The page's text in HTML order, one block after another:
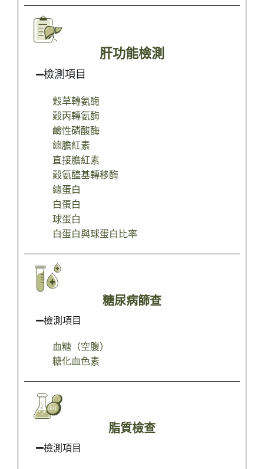
肝功能檢測
檢測項目
穀草轉氨酶
穀丙轉氨酶
鹼性磷酸酶
總膽紅素
直接膽紅素
穀氨醯基轉移酶
總蛋白
白蛋白
球蛋白
白蛋白與球蛋白比率
糖尿病篩查
檢測項目
血糖（空腹）
糖化血色素
脂質檢查
檢測項目